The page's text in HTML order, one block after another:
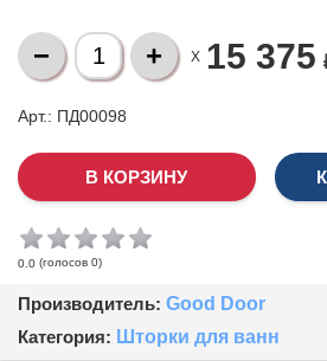
X 15 375
Арт.: ПД00098
0.0 (голосов 0)
Производитель: Good Door
Категория: Шторки для ванн